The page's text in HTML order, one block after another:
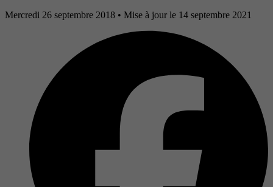
Mercredi 26 septembre 2018 • Mise à jour le 14 septembre 2021